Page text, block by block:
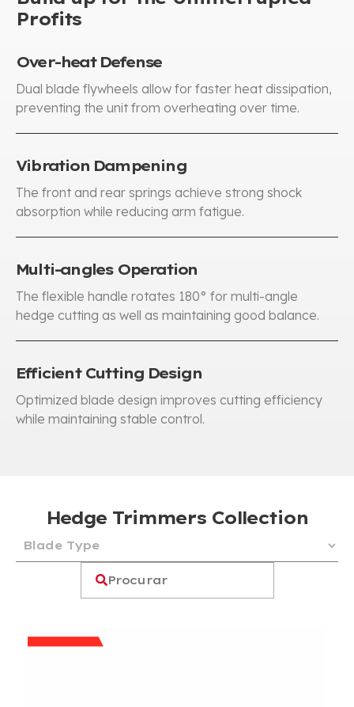
Profits
Over-heat Defense​​
Dual blade flywheels allow for faster heat dissipation,
preventing the unit from overheating over time.
Vibration Dampening
The front and rear springs achieve strong shock
absorption while reducing arm fatigue.
Multi-angles Operation
The flexible handle rotates 180° for multi-angle
hedge cutting as well as maintaining good balance.
Efficient Cutting Design
Optimized blade design improves cutting efficiency
while maintaining stable control.
Hedge Trimmers Collection